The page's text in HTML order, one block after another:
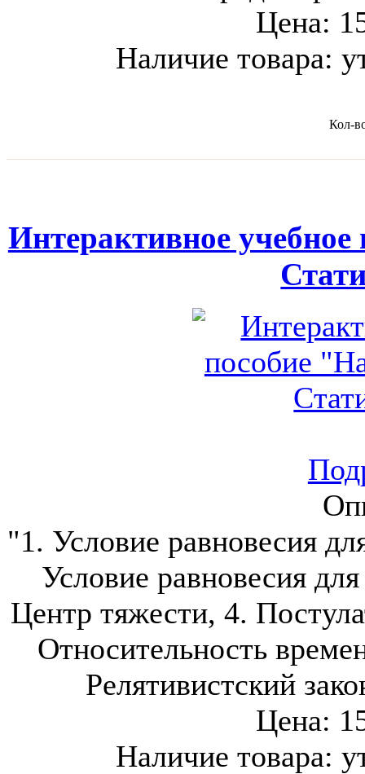
Цена:
Наличие товара:
Кол-
Интерактивное
"1. Условие равновесия
Условие равновесия
Центр тяжести, 4.
Относительность
Релятивистский
Цена:
Наличие товара: